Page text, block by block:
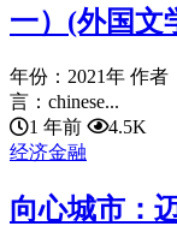
一）(外国文
年份：2021年 作者
言：chinese...
1 年前
4.5K
经济金融
向心城市：